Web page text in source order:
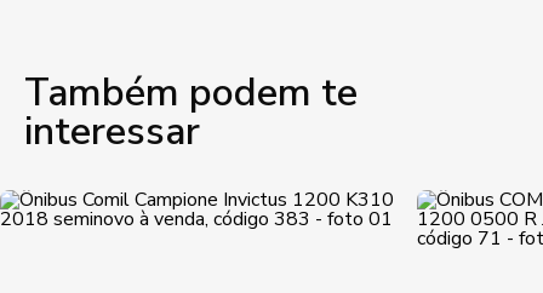
Também podem te
interessar